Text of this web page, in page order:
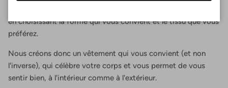
en choisissant la forme qui vous convient et le tissu que vous
préférez.
Nous créons donc un vêtement qui vous convient (et non
l'inverse), qui célèbre votre corps et vous permet de vous
sentir bien, à l'intérieur comme à l'extérieur.